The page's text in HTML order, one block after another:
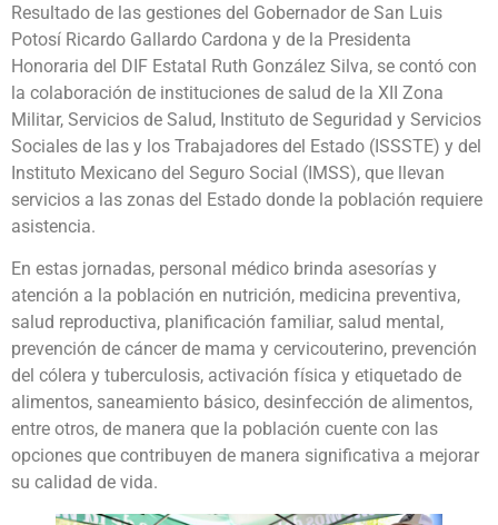
Resultado de las gestiones del Gobernador de San Luis
Potosí Ricardo Gallardo Cardona y de la Presidenta
Honoraria del DIF Estatal Ruth González Silva, se contó con
la colaboración de instituciones de salud de la XII Zona
Militar, Servicios de Salud, Instituto de Seguridad y Servicios
Sociales de las y los Trabajadores del Estado (ISSSTE) y del
Instituto Mexicano del Seguro Social (IMSS), que llevan
servicios a las zonas del Estado donde la población requiere
asistencia.
En estas jornadas, personal médico brinda asesorías y
atención a la población en nutrición, medicina preventiva,
salud reproductiva, planificación familiar, salud mental,
prevención de cáncer de mama y cervicouterino, prevención
del cólera y tuberculosis, activación física y etiquetado de
alimentos, saneamiento básico, desinfección de alimentos,
entre otros, de manera que la población cuente con las
opciones que contribuyen de manera significativa a mejorar
su calidad de vida.